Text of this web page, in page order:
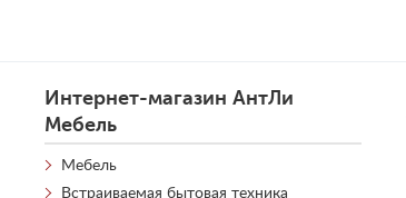
Интернет-магазин АнтЛи
Мебель
Мебель
Встраиваемая бытовая техника